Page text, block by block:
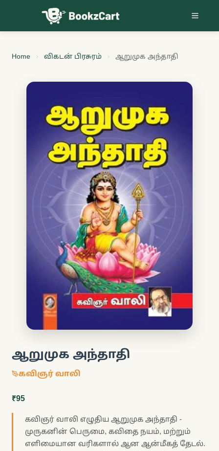
Skip to content
Home விகடன் பிரசுரம் ஆறுமுக அந்தாதி
ஆறுமுக அந்தாதி
கவிஞர் வாலி
₹95
கவிஞர் வாலி எழுதிய ஆறுமுக அந்தாதி -
முருகனின் பெருமை, கவிதை நயம், மற்றும்
எளிமையான வரிகளால் ஆன ஆன்மீகத் தேடல்.